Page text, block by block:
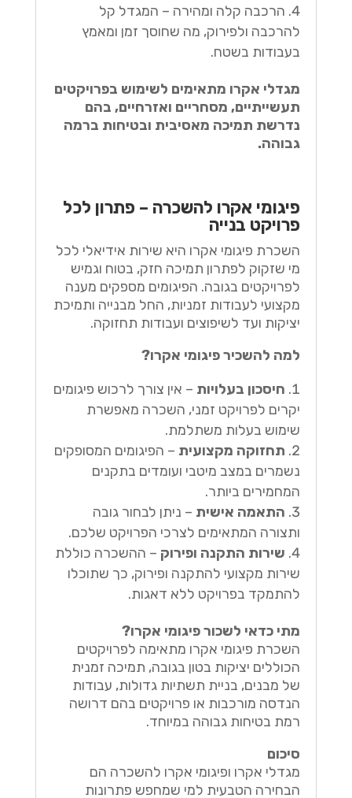
הרכבה קלה ומהירה – המגדל קל
להרכבה ולפירוק, מה שחוסך זמן ומאמץ
בעבודות בשטח.
מגדלי אקרו מתאימים לשימוש בפרויקטים
תעשייתיים, מסחריים ואזרחיים, בהם
נדרשת תמיכה מאסיבית ובטיחות ברמה
גבוהה.
פיגומי אקרו להשכרה – פתרון לכל
פרויקט בנייה
השכרת פיגומי אקרו היא שירות אידיאלי לכל
מי שזקוק לפתרון תמיכה חזק, בטוח וגמיש
לפרויקטים בגובה. הפיגומים מספקים מענה
מקצועי לעבודות זמניות, החל מבנייה ותמיכת
יציקות ועד לשיפוצים ועבודות תחזוקה.
למה להשכיר פיגומי אקרו?
חיסכון בעלויות – אין צורך לרכוש פיגומים
יקרים לפרויקט זמני, השכרה מאפשרת
שימוש בעלות משתלמת.
תחזוקה מקצועית – הפיגומים המסופקים
נשמרים במצב מיטבי ועומדים בתקנים
המחמירים ביותר.
התאמה אישית – ניתן לבחור גובה
ותצורה המתאימים לצרכי הפרויקט שלכם.
שירות התקנה ופירוק – ההשכרה כוללת
שירות מקצועי להתקנה ופירוק, כך שתוכלו
להתמקד בפרויקט ללא דאגות.
מתי כדאי לשכור פיגומי אקרו?
השכרת פיגומי אקרו מתאימה לפרויקטים
הכוללים יציקות בטון בגובה, תמיכה זמנית
של מבנים, בניית תשתיות גדולות, עבודות
הנדסה מורכבות או פרויקטים בהם דרושה
רמת בטיחות גבוהה במיוחד.
סיכום
מגדלי אקרו ופיגומי אקרו להשכרה הם
הבחירה הטבעית למי שמחפש פתרונות